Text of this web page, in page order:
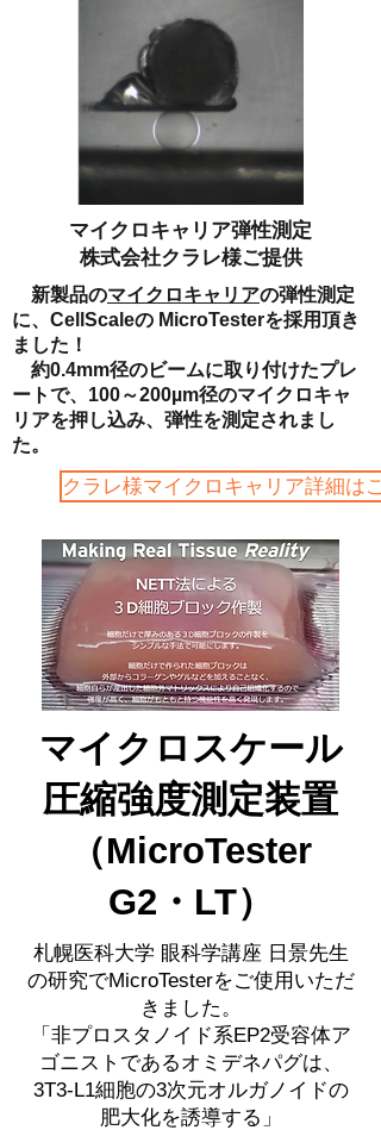
マイクロキャリア弾性測定
株式会社クラレ様ご提供
​ 新製品のマイクロキャリアの弾性測定
に、CellScaleの MicroTesterを採用頂き
ました！
約0.4mm径のビームに取り付けたプレ
ートで、100～200µm径のマイクロキャ
リアを押し込み、弾性を測定されまし
た。
クラレ様マイクロキャリア詳細はこ
マイクロスケール
圧縮強度測定装置
（MicroTester
G2・LT）
札幌医科大学 眼科学講座 日景先生
の研究でMicroTesterをご使用いただ
きました。
「非プロスタノイド系EP2受容体ア
ゴニストであるオミデネパグは、
3T3-L1細胞の3次元オルガノイドの
肥大化を誘導する」